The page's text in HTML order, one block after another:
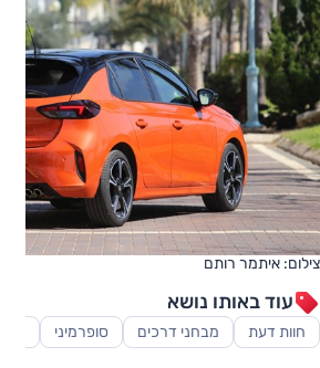
צילום: איתמר רותם
עוד באותו נושא
חוות דעת מבחני דרכים סופרמיני